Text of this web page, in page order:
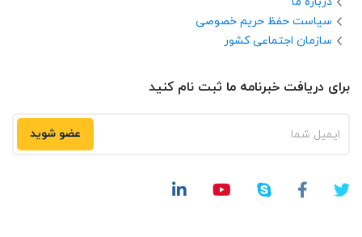
سیاست حفظ حریم خصوصی
سازمان اجتماعی کشور
برای دریافت خبرنامه ما ثبت نام کنید
عضو شوید